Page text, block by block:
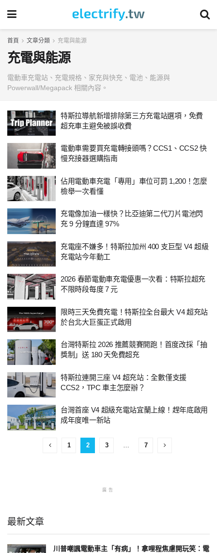
首頁 文章分類 充電與能源
充電與能源
電動車充電站、充電規格、家充與快充、電池、能源與
Powerwall/Megapack 相關內容。
特斯拉導航新增排除第三方充電站選項，免費
超充車主避免被誤收費
電動車需要買充電轉接頭嗎？CCS1、CCS2 快
慢充接器選購指南
佔用電動車充電「專用」車位可罰 1,200！怎麼
檢舉一次看懂
充電像加油一樣快？比亞迪第二代刀片電池閃
充 9 分鐘直達 97%
充電座不嫌多！特斯拉加州 400 支巨型 V4 超級
充電站今年動工
2026 春節電動車充電優惠一次看：特斯拉超充
不限時段每度 7 元
限時三天免費充電！特斯拉全台最大 V4 超充站
於台北大巨蛋正式啟用
台灣特斯拉 2026 推薦競賽開跑！首度改採「抽
獎制」送 180 天免費超充
特斯拉連開三座 V4 超充站：全數僅支援
CCS2，TPC 車主怎麼辦？
台灣首座 V4 超級充電站宜蘭上線！趕年底啟用
成年度唯一新站
1 2 3 7
廣告
最新文章
川普嘲諷電動車主「有病」！拿哩程焦慮開玩笑：電